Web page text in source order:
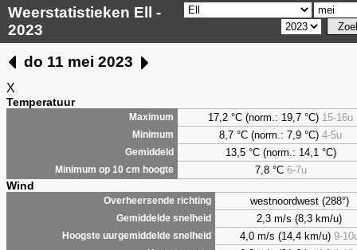
Weerstatistieken Ell -
2023
do 11 mei 2023
X
Temperatuur
Maximum 17,2 °C (norm.: 19,7 °C) 15-16u
Minimum 8,7 °C (norm.: 7,9 °C) 4-5u
Gemiddeld 13,5 °C (norm.: 14,1 °C)
Minimum op 10 cm hoogte 7,8°C 6-7u
Wind
Overheersende richting westnoordwest (288°)
Gemiddelde snelheid 2,3 m/s (8,3 km/u)
Hoogste uurgemiddelde snelheid 4,0 m/s (14,4 km/u) 9-